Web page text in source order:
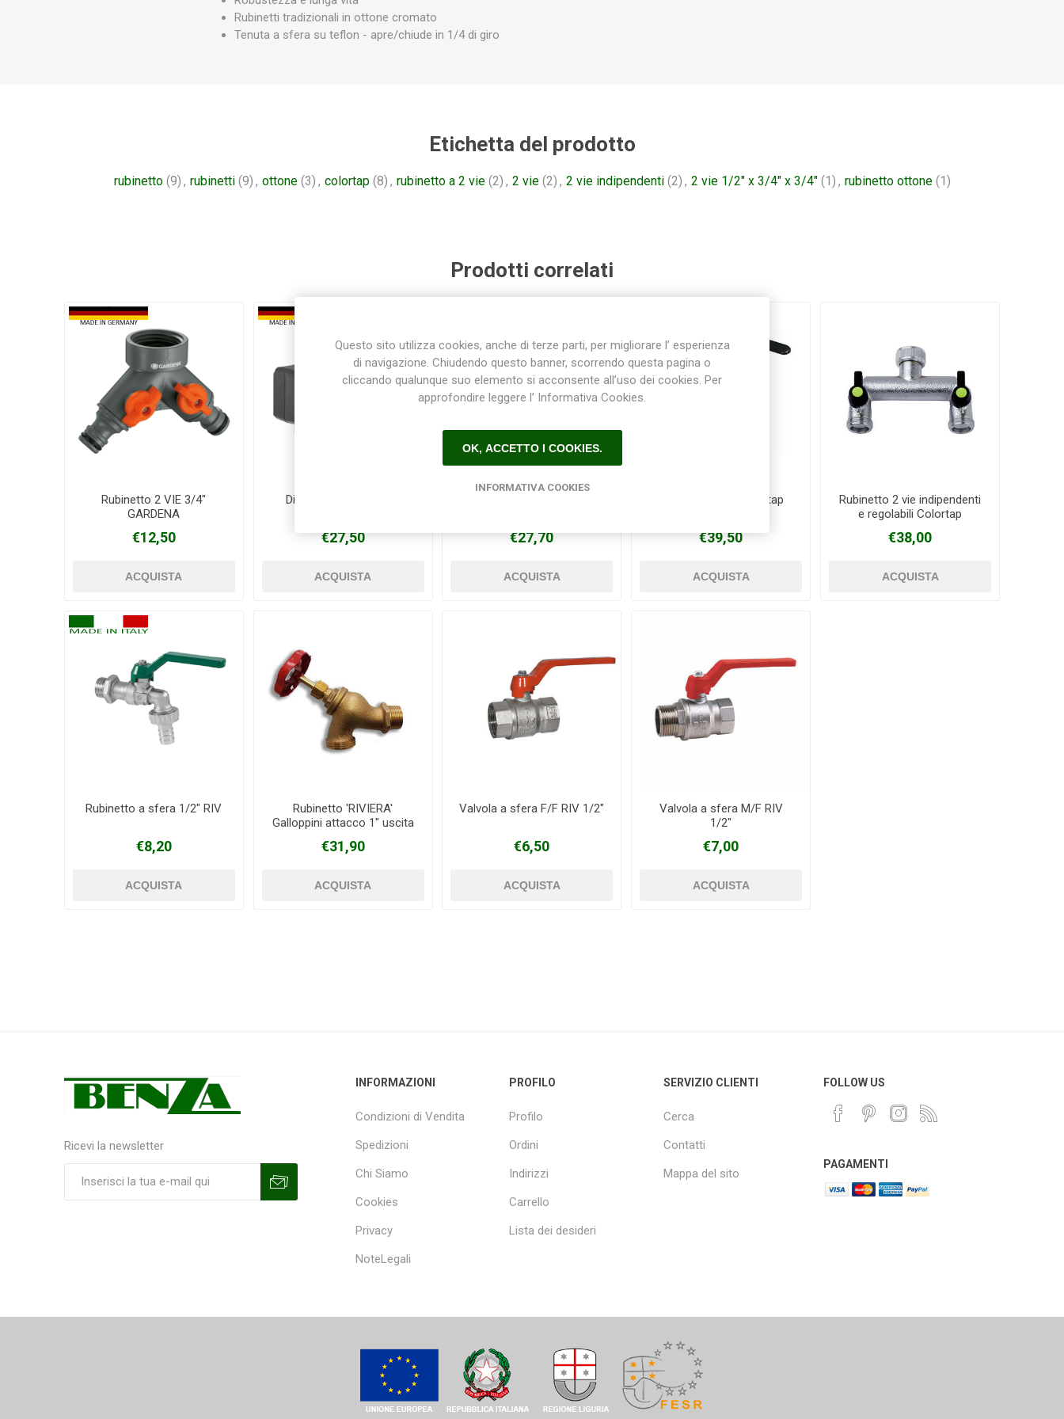
Rubinetti tradizionali in ottone cromato
Tenuta a sfera su teflon - apre/chiude in 1/4 di giro
Etichetta del prodotto
rubinetto (9) , rubinetti (9) , ottone (3) , colortap (8) , rubinetto a 2 vie (2) , 2 vie (2) , 2 vie indipendenti (2) , 2 vie 1/2" x 3/4" x 3/4" (1) , rubinetto ottone (1)
Prodotti correlati
Rubinetto 2 VIE 3/4"
GARDENA
€12,50
Distributore 2 VIE 3/4"
€27,50 €27,70
Rubinetto 2 vie Colortap
€39,50
Rubinetto 2 vie indipendenti
e regolabili Colortap
€38,00
Rubinetto a sfera 1/2" RIV
€8,20
Rubinetto 'RIVIERA'
Galloppini attacco 1" uscita
€31,90
Valvola a sfera F/F RIV 1/2"
€6,50
Valvola a sfera M/F RIV
1/2"
€7,00
Ricevi la newsletter
INFORMAZIONI
Condizioni di Vendita
Spedizioni
Chi Siamo
Cookies
Privacy
NoteLegali
PROFILO
Profilo
Ordini
Indirizzi
Carrello
Lista dei desideri
SERVIZIO CLIENTI
Cerca
Contatti
Mappa del sito
FOLLOW US
PAGAMENTI
Questo sito utilizza cookies, anche di terze parti, per migliorare l’ esperienza
di navigazione. Chiudendo questo banner, scorrendo questa pagina o
cliccando qualunque suo elemento si acconsente all’uso dei cookies. Per
approfondire leggere l’ Informativa Cookies.
OK, ACCETTO I COOKIES.
INFORMATIVA COOKIES